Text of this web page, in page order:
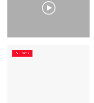
NEWS